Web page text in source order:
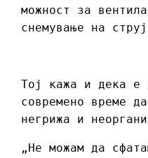
можност за
снемување на
Тој кажа и дека е
современо време
негрижа и
„Не можам да